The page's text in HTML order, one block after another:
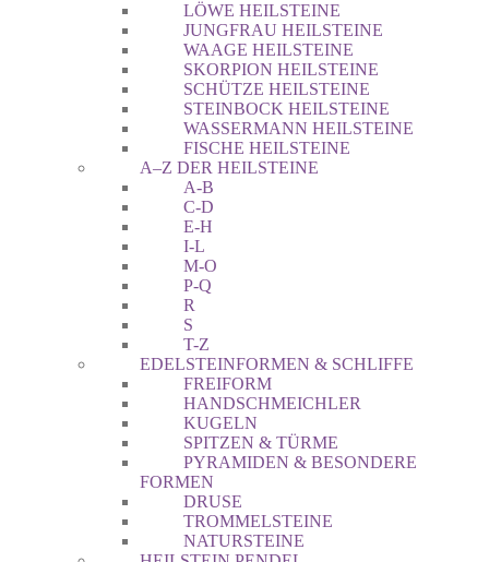
LÖWE HEILSTEINE
JUNGFRAU HEILSTEINE
WAAGE HEILSTEINE
SKORPION HEILSTEINE
SCHÜTZE HEILSTEINE
STEINBOCK HEILSTEINE
WASSERMANN HEILSTEINE
FISCHE HEILSTEINE
A–Z DER HEILSTEINE
A-B
C-D
E-H
I-L
M-O
P-Q
R
S
T-Z
EDELSTEINFORMEN & SCHLIFFE
FREIFORM
HANDSCHMEICHLER
KUGELN
SPITZEN & TÜRME
PYRAMIDEN & BESONDERE
FORMEN
DRUSE
TROMMELSTEINE
NATURSTEINE